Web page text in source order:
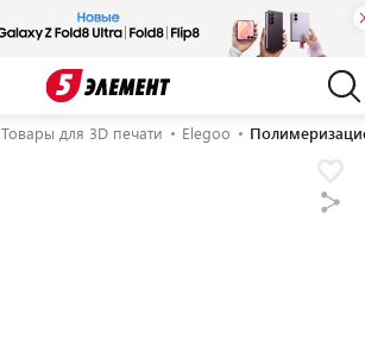
Товары для 3D печати Elegoo